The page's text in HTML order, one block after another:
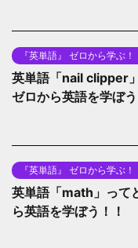
『英単語』 ゼロから学ぶ！
英単語「nail clipper
ゼロから英語を学ぼう
『英単語』 ゼロから学ぶ！
英単語「math」って
ら英語を学ぼう！！